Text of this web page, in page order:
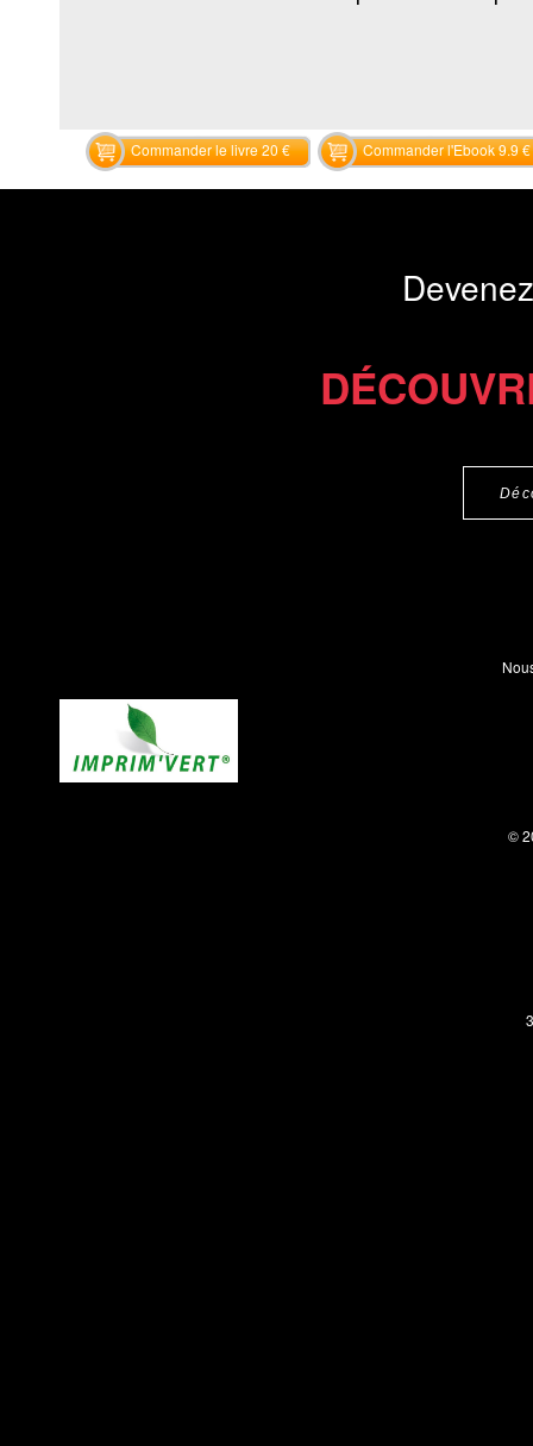
Commander le livre 20 € Commander l'Ebook 9.9 €
©